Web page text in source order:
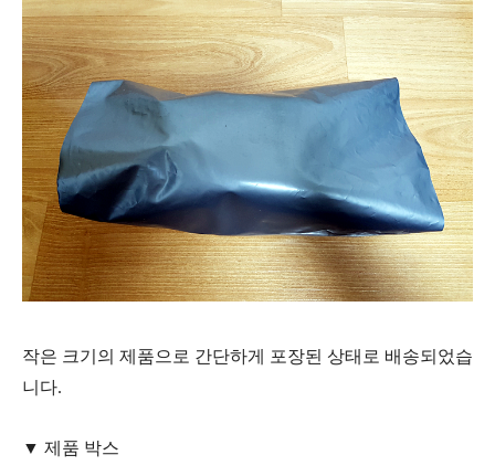
작은 크기의 제품으로 간단하게 포장된 상태로 배송되었습
니다.
▼ 제품 박스